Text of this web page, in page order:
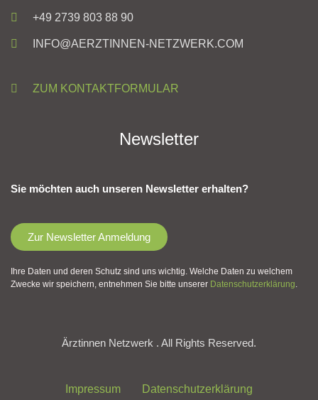
+49 2739 803 88 90
INFO@AERZTINNEN-NETZWERK.COM
ZUM KONTAKTFORMULAR
Newsletter
Sie möchten auch unseren Newsletter erhalten?
Zur Newsletter Anmeldung
Ihre Daten und deren Schutz sind uns wichtig. Welche Daten zu welchem
Zwecke wir speichern, entnehmen Sie bitte unserer Datenschutzerklärung.
Ärztinnen Netzwerk . All Rights Reserved.
Impressum Datenschutzerklärung